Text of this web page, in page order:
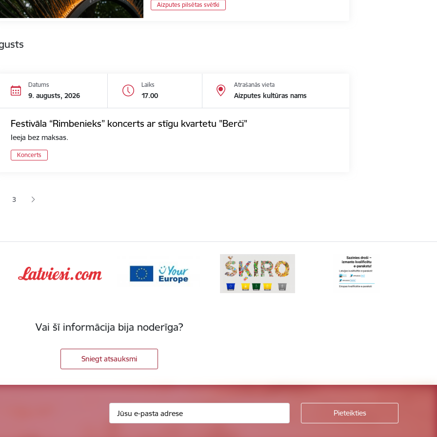
Aizputes pilsētas svētki
Datums
9. augusts, 2026
Laiks
17.00
Atrašanās vieta
Aizputes kultūras nams
Festivāla “Rimbenieks” koncerts ar stīgu kvartetu "Berči"
Ieeja bez maksas.
Koncerts
lapaLapa
3
Vai šī informācija bija noderīga?
Sniegt atsauksmi